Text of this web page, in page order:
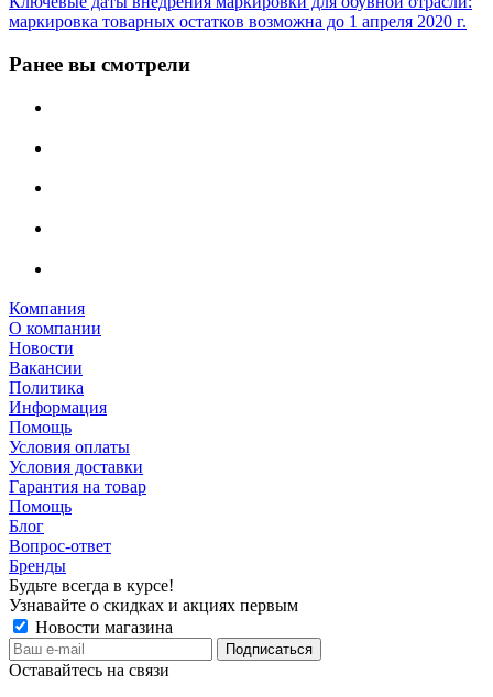
маркировка товарных остатков возможна до 1 апреля 2020 г.
Ранее вы смотрели
Компания
О компании
Новости
Вакансии
Политика
Информация
Помощь
Условия оплаты
Условия доставки
Гарантия на товар
Помощь
Блог
Вопрос-ответ
Бренды
Будьте всегда в курсе!
Узнавайте о скидках и акциях первым
Новости магазина
Оставайтесь на связи